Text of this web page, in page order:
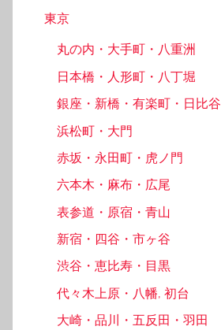
東京
丸の内・大手町・八重洲
日本橋・人形町・八丁堀
銀座・新橋・有楽町・日比谷
浜松町・大門
赤坂・永田町・虎ノ門
六本木・麻布・広尾
表参道・原宿・青山
新宿・四谷・市ヶ谷
渋谷・恵比寿・目黒
代々木上原・八幡, 初台
大崎・品川・五反田・羽田